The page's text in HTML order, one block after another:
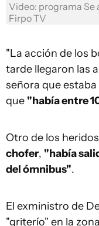
Video: programa Se
Firpo TV
"La acción de los
tarde llegaron las
señora que
que "había entre
Otro de los
chofer, "había
del ómnibus".
El exministro de
"griterío" en la